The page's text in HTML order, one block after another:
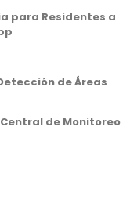
para Residentes a
de Áreas
de Monitoreo